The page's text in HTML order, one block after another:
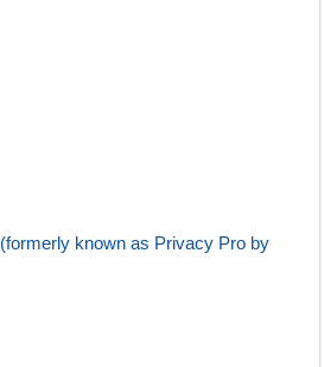
known as Privacy Pro by